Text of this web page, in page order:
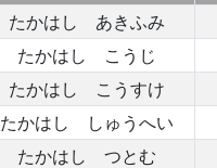
たかはし あきふみ
たかはし こうじ
たかはし こうすけ
たかはし しゅうへい
たかはし つとむ